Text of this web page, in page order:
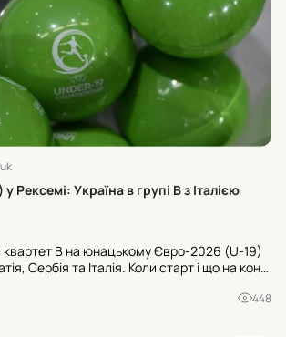
Рексемі: Україна в групі В з Італією
квартет В на юнацькому Євро-2026 (U-19)
Сербія та Італія. Коли старт і що на кону
448